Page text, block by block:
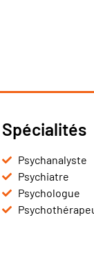
Spécialités
Psychanalyste
Psychiatre
Psychologue